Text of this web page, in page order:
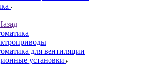
для вентиляции
установки